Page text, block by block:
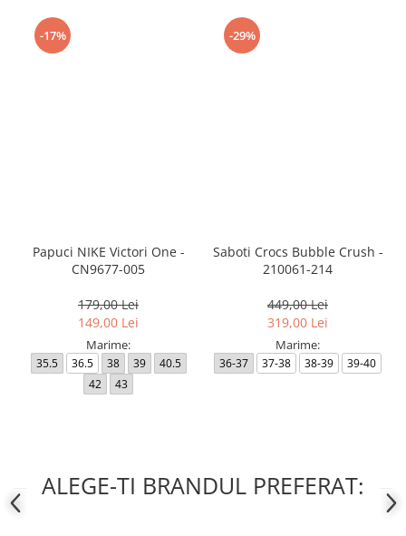
-17%
Papuci NIKE Victori One -
CN9677-005
179,00 Lei
149,00 Lei
Marime:
35.5 36.5 38 39
40.5
42
43
-29%
Saboti Crocs Bubble Crush -
210061-214
449,00 Lei
319,00 Lei
Marime:
36-37 37-38 38-39 39-40
ALEGE-TI BRANDUL PREFERAT: